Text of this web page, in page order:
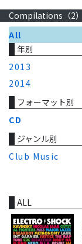
Compilations（2）
All
年別
2013
2014
フォーマット別
CD
ジャンル別
Club Music
ALL